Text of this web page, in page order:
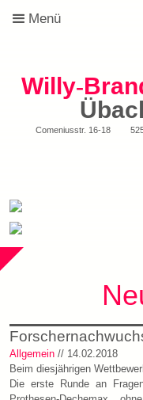
Menü
Willy-
Comeniusstr. 16-18
Allgemein // 14.02.2018
Beim diesjährigen
Die erste Runde an